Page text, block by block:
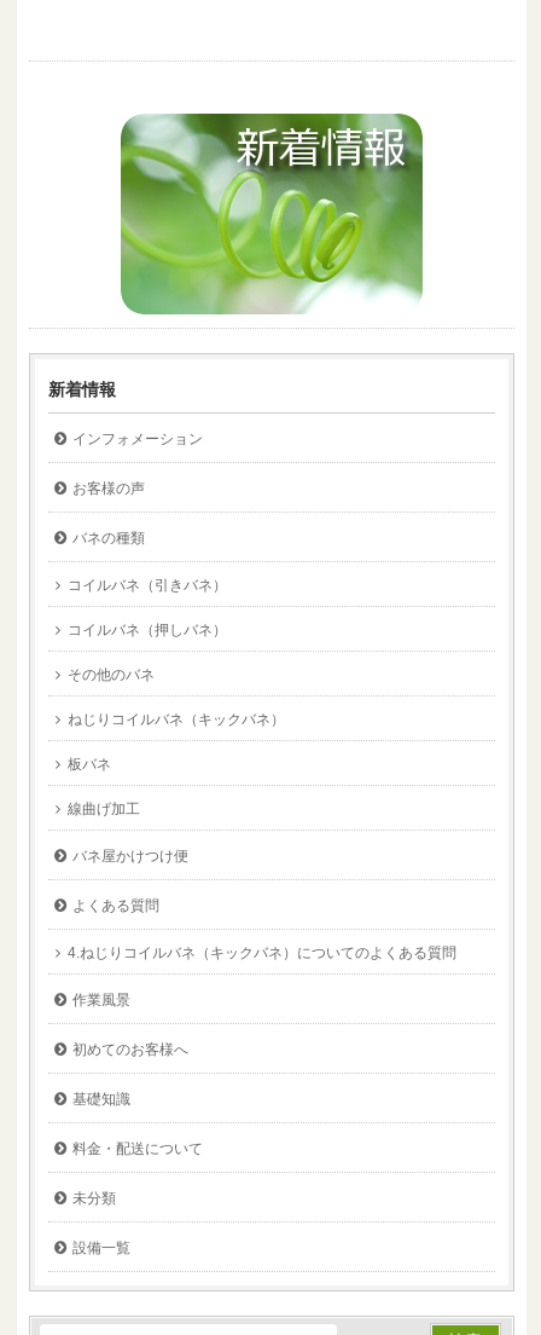
新着情報
インフォメーション
お客様の声
バネの種類
コイルバネ（引きバネ）
コイルバネ（押しバネ）
その他のバネ
ねじりコイルバネ（キックバネ）
板バネ
線曲げ加工
バネ屋かけつけ便
よくある質問
4.ねじりコイルバネ（キックバネ）についてのよくある質問
作業風景
初めてのお客様へ
基礎知識
料金・配送について
未分類
設備一覧